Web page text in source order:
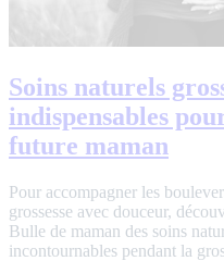
Soins naturels
indispensables
future maman
Pour accompagner les
grossesse avec douceur,
Bulle de maman des soins
incontournables pendant la